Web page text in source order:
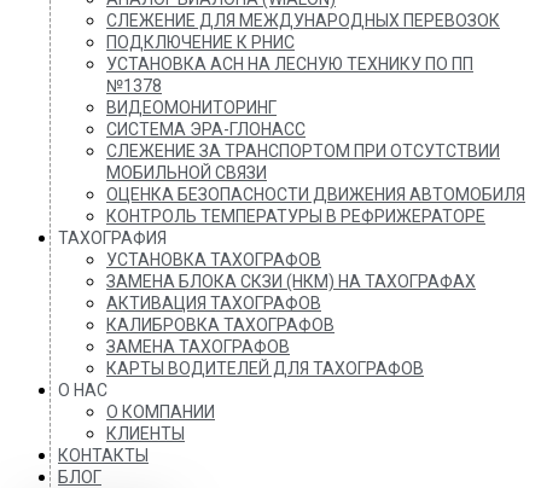
СЛЕЖЕНИЕ ДЛЯ МЕЖДУНАРОДНЫХ ПЕРЕВОЗОК
ПОДКЛЮЧЕНИЕ К РНИС
УСТАНОВКА АСН НА ЛЕСНУЮ ТЕХНИКУ ПО ПП
№1378
ВИДЕОМОНИТОРИНГ
СИСТЕМА ЭРА-ГЛОНАСС
СЛЕЖЕНИЕ ЗА ТРАНСПОРТОМ ПРИ ОТСУТСТВИИ
МОБИЛЬНОЙ СВЯЗИ
ОЦЕНКА БЕЗОПАСНОСТИ ДВИЖЕНИЯ АВТОМОБИЛЯ
КОНТРОЛЬ ТЕМПЕРАТУРЫ В РЕФРИЖЕРАТОРЕ
ТАХОГРАФИЯ
УСТАНОВКА ТАХОГРАФОВ
ЗАМЕНА БЛОКА СКЗИ (НКМ) НА ТАХОГРАФАХ
АКТИВАЦИЯ ТАХОГРАФОВ
КАЛИБРОВКА ТАХОГРАФОВ
ЗАМЕНА ТАХОГРАФОВ
КАРТЫ ВОДИТЕЛЕЙ ДЛЯ ТАХОГРАФОВ
О НАС
О КОМПАНИИ
КЛИЕНТЫ
КОНТАКТЫ
БЛОГ